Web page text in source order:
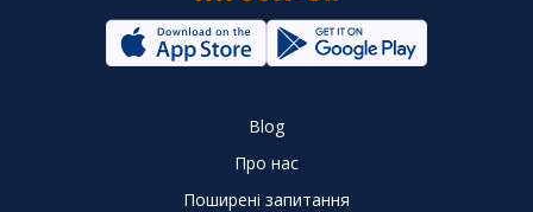
Blog
Про нас
Поширені запитання